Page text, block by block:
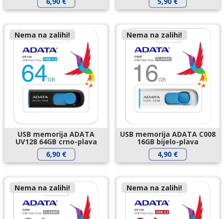
Nema na zalihi!
USB memorija ADATA
UV128 64GB crno-plava
6,90 €
Nema na zalihi!
USB memorija ADATA C008
16GB bijelo-plava
4,90 €
Nema na zalihi! Nema na zalihi!